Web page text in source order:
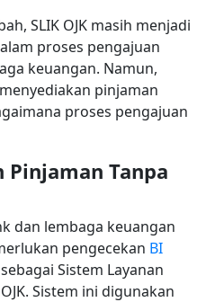
SLIK OJK masih menjadi
proses pengajuan
keuangan. Namun,
pinjaman
proses pengajuan
Pinjaman Tanpa
dan lembaga keuangan
pengecekan BI
Sistem Layanan
Sistem ini digunakan